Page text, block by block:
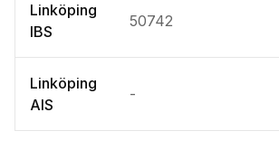
Linköping
IBS
50742
Linköping
AIS
-